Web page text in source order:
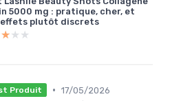
5000 mg : pratique, cher, et
effets plutôt discrets
Produit • 17/05/2026